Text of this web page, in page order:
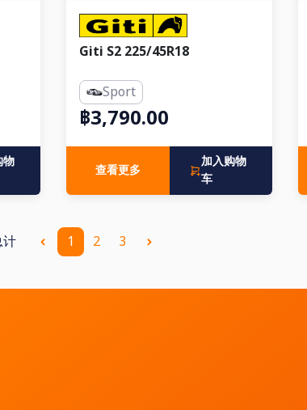
物
Giti S2 225/45R18
Sport
฿3,790.00
查看更多
加入购物
车
1 2 3